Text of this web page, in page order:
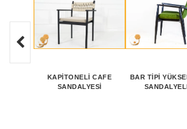
KAPITONELI CAFE
SANDALYESI
BAR TIPI